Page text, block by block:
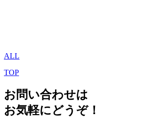
ALL
TOP
お問い合わせは
お気軽にどうぞ！